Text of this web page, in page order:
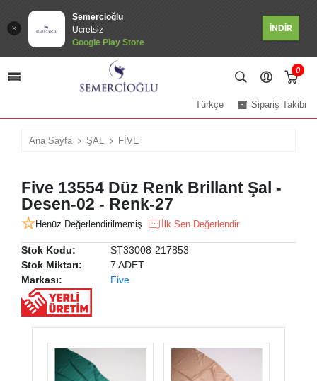
Semercioğlu
Ücretsiz
Google Play Store
İNDİR
0
Sipariş Takibi
Türkçe
Ana Sayfa ŞAL FİVE
Five 13554 Düz Renk Brillant Şal -
Desen-02 - Renk-27
Henüz Değerlendirilmemiş İlk Sen Değerlendir
Stok Kodu:
ST33008-217853
Stok Miktarı:
7 ADET
Markası:
Five